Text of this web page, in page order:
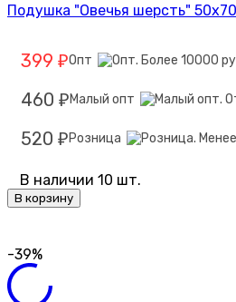
Подушка "Овечья шерсть" 50х70
399 ₽Опт
460 ₽ Малый опт
520 ₽ Розница
В наличии 10 шт.
В корзину
-39%